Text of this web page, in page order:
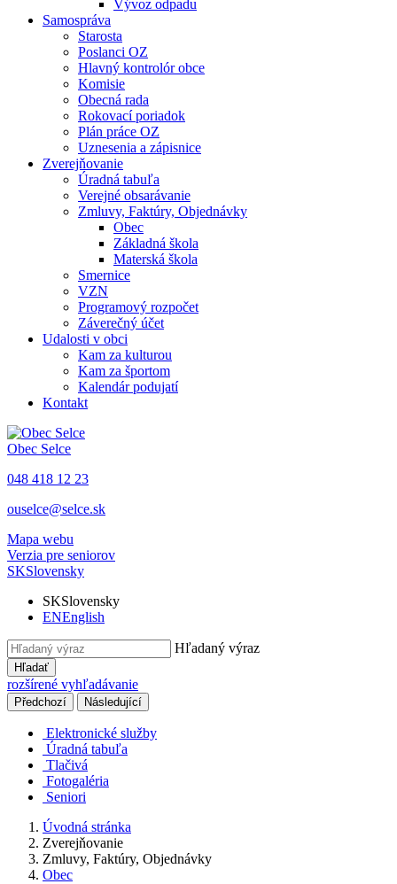
Vývoz odpadu
Samospráva
Starosta
Poslanci OZ
Hlavný kontrolór obce
Komisie
Obecná rada
Rokovací poriadok
Plán práce OZ
Uznesenia a zápisnice
Zverejňovanie
Úradná tabuľa
Verejné obsarávanie
Zmluvy, Faktúry, Objednávky
Obec
Základná škola
Materská škola
Smernice
VZN
Programový rozpočet
Záverečný účet
Udalosti v obci
Kam za kulturou
Kam za športom
Kalendár podujatí
Kontakt
Obec Selce
048 418 12 23
ouselce@selce.sk
Mapa webu
Verzia pre seniorov
SKSlovensky
SKSlovensky
ENEnglish
Hľadaný výraz
Hľadať
rozšírené vyhľadávanie
Předchozí Následující
Elektronické služby
Úradná tabuľa
Tlačivá
Fotogaléria
Seniori
Úvodná stránka
Zverejňovanie
Zmluvy, Faktúry, Objednávky
Obec